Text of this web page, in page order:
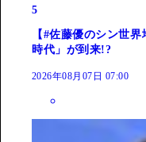
5
【#佐藤優のシン世
時代」が到来!?
2026年08月07日 07:00